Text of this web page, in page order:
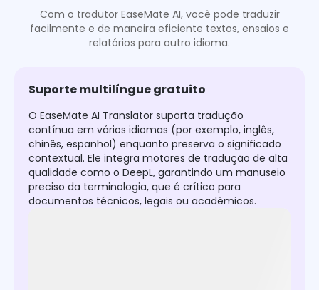
Com o tradutor EaseMate AI, você pode traduzir
facilmente e de maneira eficiente textos, ensaios e
relatórios para outro idioma.
Suporte multilíngue gratuito
O EaseMate AI Translator suporta tradução
contínua em vários idiomas (por exemplo, inglês,
chinês, espanhol) enquanto preserva o significado
contextual. Ele integra motores de tradução de alta
qualidade como o DeepL, garantindo um manuseio
preciso da terminologia, que é crítico para
documentos técnicos, legais ou acadêmicos.